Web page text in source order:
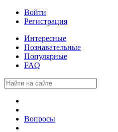
Войти
Регистрация
Интересные
Познавательные
Популярные
FAQ
Вопросы